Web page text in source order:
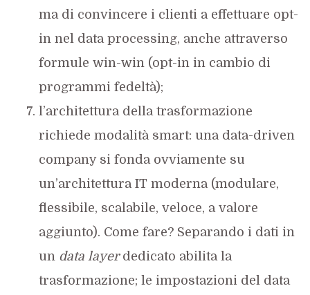
ma di convincere i clienti a effettuare opt-
in nel data processing, anche attraverso
formule win-win (opt-in in cambio di
programmi fedeltà);
l’architettura della trasformazione
richiede modalità smart: una data-driven
company si fonda ovviamente su
un’architettura IT moderna (modulare,
flessibile, scalabile, veloce, a valore
aggiunto). Come fare? Separando i dati in
un data layerdedicato abilita la
trasformazione; le impostazioni del data